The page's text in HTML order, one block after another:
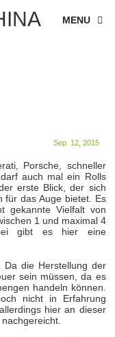
MENU
Sep. 12, 2015
Porsche, schneller
auch mal ein Rolls
erste Blick, der sich
für das Auge bietet. Es
gekannte Vielfalt von
1 und maximal 4
gibt es hier eine
Da die Herstellung der
sein müssen, da es
handeln können.
nicht in Erfahrung
hier an dieser